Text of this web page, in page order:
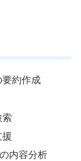
要約作成
索
援
内容分析